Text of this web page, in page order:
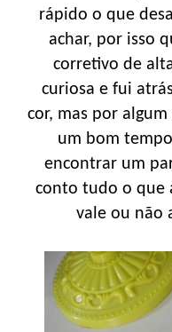
rápido o que
achar, por isso
corretivo de
curiosa e fui
cor, mas por
um bom
encontrar um
conto tudo o que
vale ou não